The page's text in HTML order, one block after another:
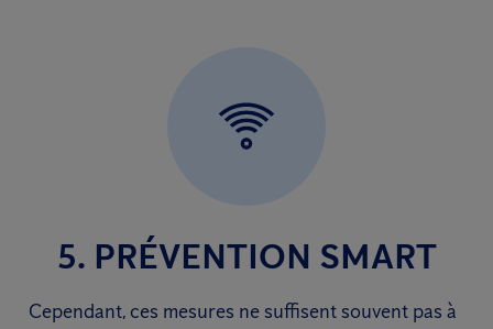
5. PRÉVENTION SMART
Cependant, ces mesures ne suffisent souvent pas à